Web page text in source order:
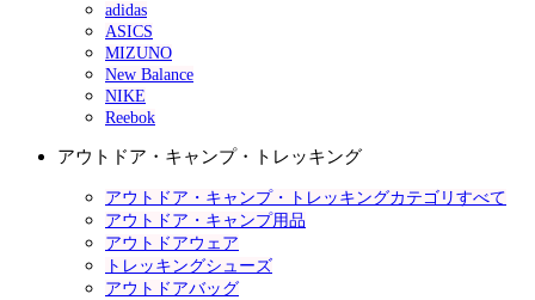
adidas
ASICS
MIZUNO
New Balance
NIKE
Reebok
アウトドア・キャンプ・トレッキング
アウトドア・キャンプ・トレッキングカテゴリすべて
アウトドア・キャンプ用品
アウトドアウェア
トレッキングシューズ
アウトドアバッグ